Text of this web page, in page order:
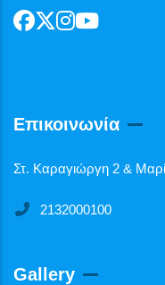
Επικοινωνία
Στ. Καραγιώργη 2 &
2132000100
Gallery